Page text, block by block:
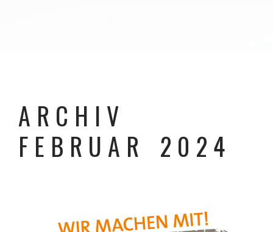
ARCHIV
FEBRUAR 2024